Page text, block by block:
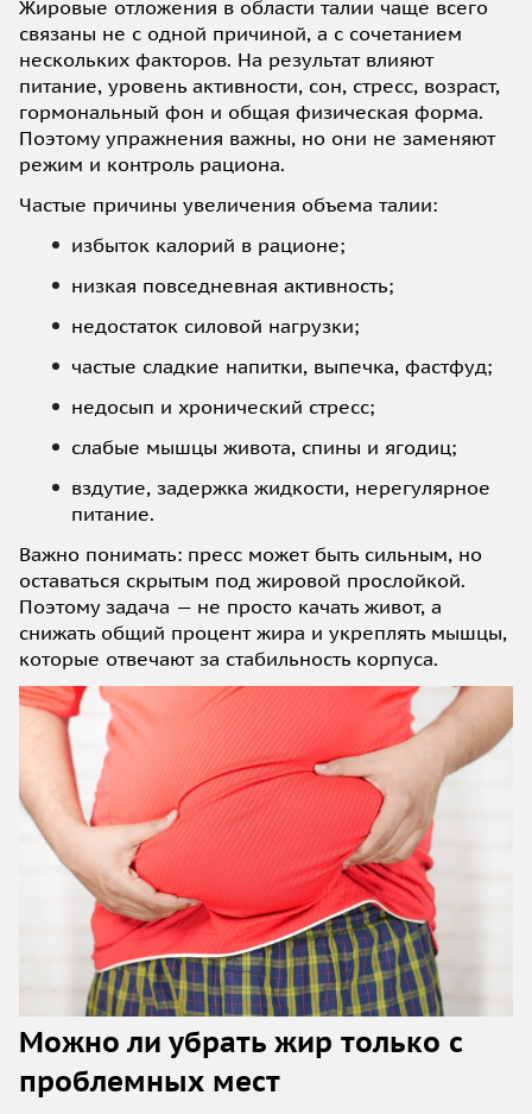
Жировые отложения в области талии чаще всего
связаны не с одной причиной, а с сочетанием
нескольких факторов. На результат влияют
питание, уровень активности, сон, стресс, возраст,
гормональный фон и общая физическая форма.
Поэтому упражнения важны, но они не заменяют
режим и контроль рациона.
Частые причины увеличения объема талии:
избыток калорий в рационе;
низкая повседневная активность;
недостаток силовой нагрузки;
частые сладкие напитки, выпечка, фастфуд;
недосып и хронический стресс;
слабые мышцы живота, спины и ягодиц;
вздутие, задержка жидкости, нерегулярное
питание.
Важно понимать: пресс может быть сильным, но
оставаться скрытым под жировой прослойкой.
Поэтому задача — не просто качать живот, а
снижать общий процент жира и укреплять мышцы,
которые отвечают за стабильность корпуса.
Можно ли убрать жир только с
проблемных мест